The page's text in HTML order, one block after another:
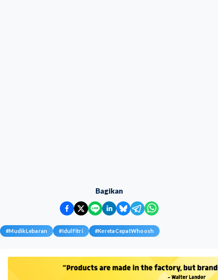
Bagikan
#MudikLebaran #IdulFitri #KeretaCepatWhoosh